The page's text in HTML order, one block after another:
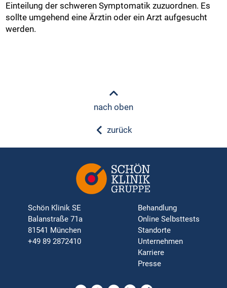
Einteilung der schweren Symptomatik zuzuordnen. Es
sollte umgehend eine Ärztin oder ein Arzt aufgesucht
werden.
zurück
nach oben
Schön Klinik SE
Balanstraße 71a
81541 München
+49 89 2872410
Behandlung
Online Selbsttests
Standorte
Unternehmen
Karriere
Presse